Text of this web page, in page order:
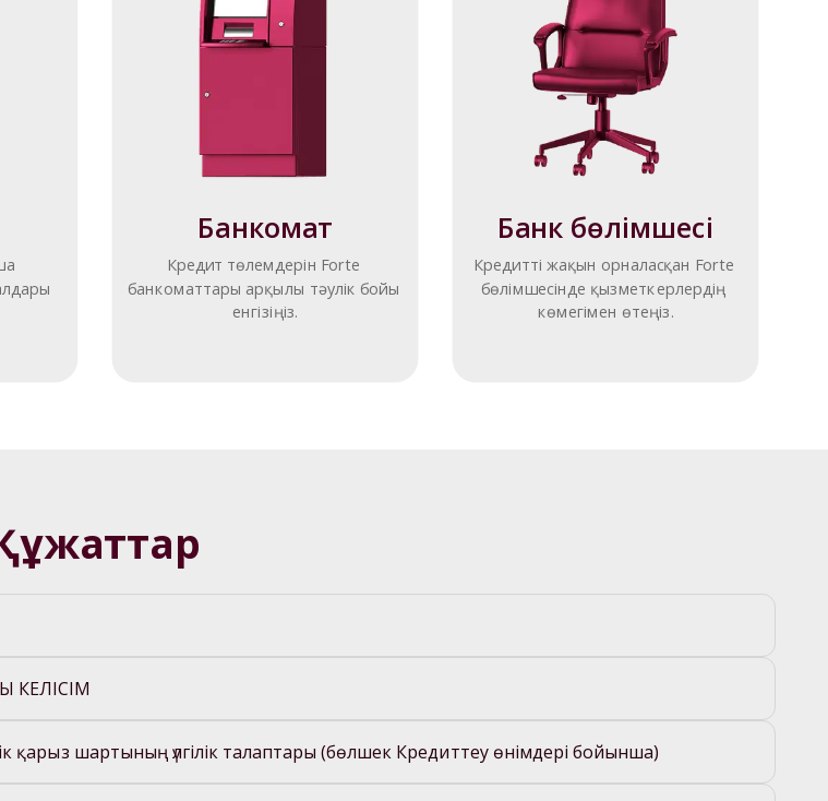
Банкомат
Кредит төлемдерін Forte
банкоматтары арқылы тәулік бойы
енгізіңіз.
Банк бөлімшесі
Кредитті жақын орналасқан Forte
бөлімшесінде қызметкерлердің
көмегімен өтеңіз.
КЕЛІСІМ
қарыз шартының үлгілік талаптары (бөлшек Кредиттеу өнімдері бойынша)